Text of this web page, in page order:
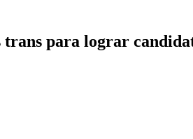
trans para lograr